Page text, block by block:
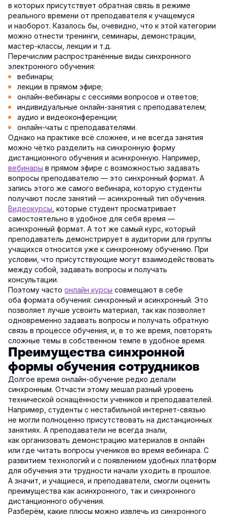
в которых присутствует обратная связь в режиме
реального времени от преподавателя к учащемуся
и наоборот. Казалось бы, очевидно, что к этой категории
можно отнести тренинги, семинары, демонстрации,
мастер-классы, лекции и т.д.
Перечислим распространённые виды синхронного
электронного обучения:
вебинары;
лекции в прямом эфире;
онлайн-вебинары с сессиями вопросов и ответов;
индивидуальные онлайн-занятия с преподавателем;
аудио и видеоконференции;
онлайн-чаты с преподавателями.
Однако на практике всё сложнее, и не всегда занятия
можно чётко разделить на синхронную форму
дистанционного обучения и асинхронную. Например,
вебинары в прямом эфире с возможностью задавать
вопросы преподавателю — это синхронный формат. А
запись этого же самого вебинара, которую студенты
получают после занятий — асинхронный тип обучения.
Видеокурсы , которые студент просматривает
самостоятельно в удобное для себя время —
асинхронный формат. А тот же самый курс, который
преподаватель демонстрирует в аудитории для группы
учащихся относится уже к синхронному обучению. При
условии, что присутствующие могут взаимодействовать
между собой, задавать вопросы и получать
консультации.
Поэтому часто онлайн курсы совмещают в себе
оба формата обучения: синхронный и асинхронный. Это
позволяет лучше усвоить материал, так как позволяет
одновременно задавать вопросы и получать обратную
связь в процессе обучения, и, в то же время, повторять
сложные темы в собственном темпе в удобное время.
Преимущества синхронной
формы обучения сотрудников
Долгое время онлайн-обучение редко делали
синхронным. Отчасти этому мешал разный уровень
технической оснащённости учеников и преподавателей.
Например, студенты с нестабильной интернет-связью
не могли полноценно присутствовать на дистанционных
занятиях. А преподаватели не всегда знали,
как организовать демонстрацию материалов в онлайн
или где читать вопросы учеников во время вебинара. С
развитием технологий и с появлением удобных платформ
для обучения эти трудности начали уходить в прошлое.
А значит, и учащиеся, и преподаватели, смогли оценить
преимущества как асинхронного, так и синхронного
дистанционного обучения.
Разберём, какие плюсы можно извлечь из синхронного